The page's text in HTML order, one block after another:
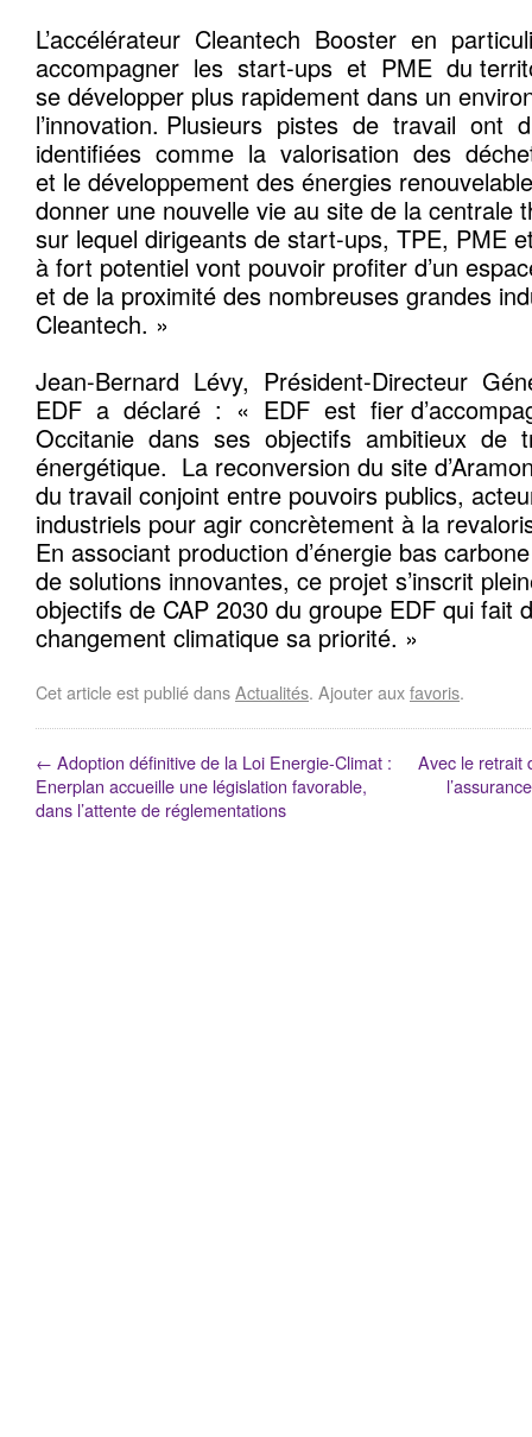
L’accélérateur Cleantech Booster en
accompagner les start-ups et PME du
se développer plus rapidement dans un
l’innovation. Plusieurs pistes de travail ont
identifiées comme la valorisation des
et le développement des énergies
donner une nouvelle vie au site de la centrale
sur lequel dirigeants de start-ups, TPE, PME
à fort potentiel vont pouvoir profiter d’un
et de la proximité des nombreuses grandes
Cleantech. »
Jean-Bernard Lévy, Président-Directeur
EDF a déclaré : « EDF est fier
Occitanie dans ses objectifs ambitieux de
énergétique. La reconversion du site
du travail conjoint entre pouvoirs publics,
industriels pour agir concrètement à la
En associant production d’énergie bas
de solutions innovantes, ce projet s’inscrit
objectifs de CAP 2030 du groupe EDF qui fait
changement climatique sa priorité. »
Cet article est publié dansActualités. Ajouter auxfavoris.
← Adoption définitive de la Loi Energie-Climat :
Enerplan accueille une législation favorable,
dans l’attente de réglementations
Avec le retrait